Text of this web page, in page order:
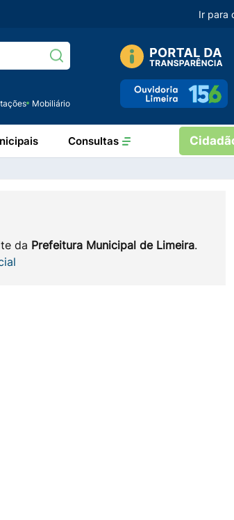
Ir para
Pesquisar:
Mobiliário
Consultas
da Prefeitura Municipal de Limeira.